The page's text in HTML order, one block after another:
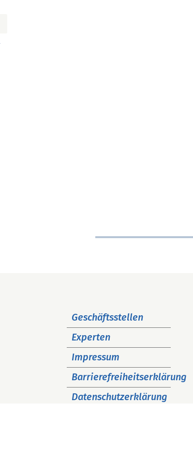
überspringen
Geschäftsstellen
Experten
Impressum
Barrierefreiheitserklärung
Datenschutzerklärung